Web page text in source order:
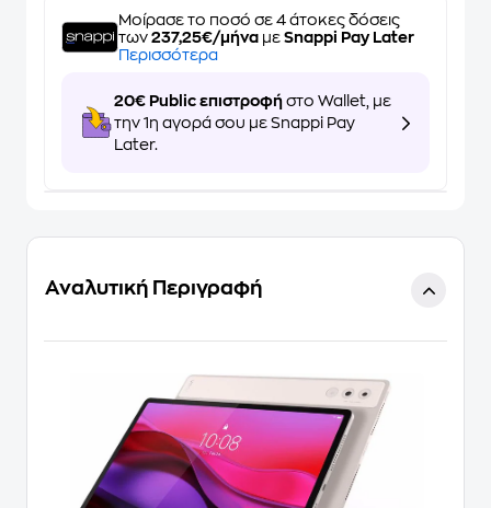
Μοίρασε το ποσό σε 4 άτοκες δόσεις
των 237,25€/μήνα με Snappi Pay Later
Περισσότερα
20€ Public επιστροφή στο Wallet, με
την 1η αγορά σου με Snappi Pay
Later.
Αναλυτική Περιγραφή